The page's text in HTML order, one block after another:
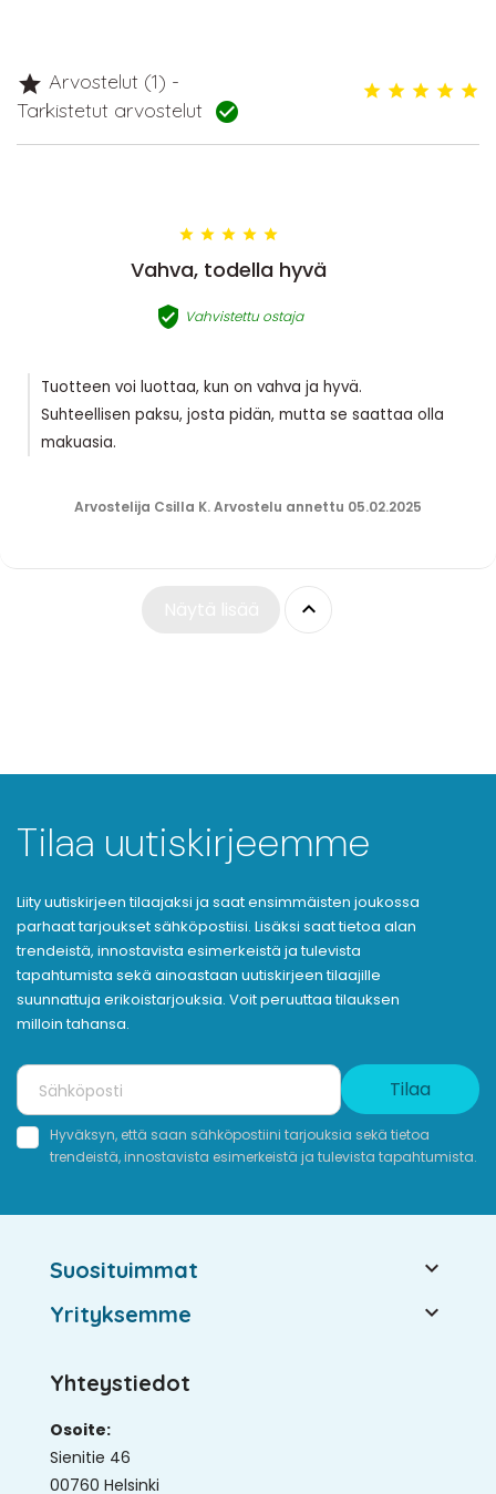
 Arvostelut (1) -
Tarkistetut arvostelut 
    
Vahva, todella hyvä
 Vahvistettu ostaja
Tuotteen voi luottaa, kun on vahva ja hyvä.
Suhteellisen paksu, josta pidän, mutta se saattaa olla
makuasia.
Arvostelija Csilla K. Arvostelu annettu 05.02.2025

Tilaa uutiskirjeemme
Liity uutiskirjeen tilaajaksi ja saat ensimmäisten joukossa
parhaat tarjoukset sähköpostiisi. Lisäksi saat tietoa alan
trendeistä, innostavista esimerkeistä ja tulevista
tapahtumista sekä ainoastaan uutiskirjeen tilaajille
suunnattuja erikoistarjouksia. Voit peruuttaa tilauksen
milloin tahansa.
Tilaa
Hyväksyn, että saan sähköpostiini tarjouksia sekä tietoa
trendeistä, innostavista esimerkeistä ja tulevista tapahtumista.
Suosituimmat 
Yrityksemme 
Yhteystiedot
Osoite:
Sienitie 46
00760 Helsinki